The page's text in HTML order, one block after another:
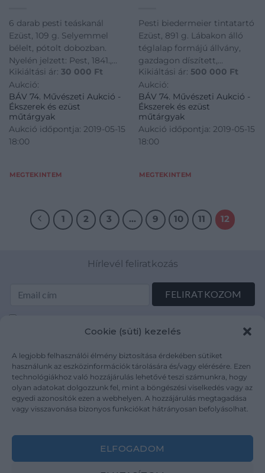
Cookie (süti) kezelés
A legjobb felhasználói élmény biztosítása érdekében sütiket
használunk az eszközinformációk tárolására és/vagy elérésére. Ezen
technológiákhoz való hozzájárulás lehetővé teszi számunkra, hogy
olyan adatokat dolgozzunk fel, mint a böngészési viselkedés vagy az
egyedi azonosítók ezen a webhelyen. A hozzájárulás megtagadása
vagy visszavonása bizonyos funkciókat hátrányosan befolyásolhat.
ELFOGADOM
6 darab pesti teáskanál
Ezüst, 109 g. Selyemmel
bélelt, pótolt dobozban.
Nyelén jelzett: Pest, 1841.,
Szentpéteri József.
Brestyánszky: 149, 216, 324.
H.: 15 cm
Kikiáltási ár: 30 000 Ft
Aukció:
BÁV 74. Művészeti Aukció -
Ékszerek és ezüst
műtárgyak
Aukció időpontja: 2019-05-15
18:00
MEGTEKINTEM
Pesti biedermeier tintatartó
Ezüst, 891 g. Lábakon álló
téglalap formájú állvány,
gazdagon díszített,
domborított, cizellált és
vésett rokályos frízzel. Rajta
porzó, tintatartó, toll-, és
tollhegy tartó, valamint
naturalisztikusan
megformált lúdtoll. Tint
Kikiáltási ár: 500 000 Ft
Aukció:
BÁV 74. Művészeti Aukció -
Ékszerek és ezüst
műtárgyak
Aukció időpontja: 2019-05-15
18:00
MEGTEKINTEM
1 2 3 … 9 10 11 12
Hírlevél feliratkozás
mutargy.com/adatkezelesi-tajekoztato/
Rólunk
Médiaajánlat
Karrier
Kapcsolat
Áraink
ÁSZF
Adatvédelem
Impresszum
Kövesse a műtárgy.com-ot